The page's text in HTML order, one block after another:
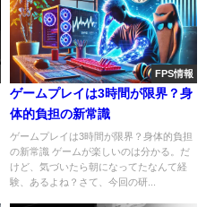
FPS情報
ゲームプレイは3時間が限界？身
体的負担の新常識
ゲームプレイは3時間が限界？身体的負担
の新常識 ゲームが楽しいのは分かる。だ
けど、気づいたら朝になってたなんて経
験、あるよね？さて、今回の研...